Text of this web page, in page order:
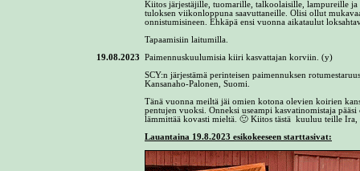
Kiitos järjestäjille, tuomarille, talkoolaisille, lampureille
tuloksen viikonloppuna saavuttaneille. Olisi ollut
onnistumisineen. Ehkäpä ensi vuonna aikataulut
Tapaamisiin laitumilla.
19.08.2023
Paimennuskuulumisia kiiri kasvattajan korviin. (y)
SCY:n järjestämä perinteisen paimennuksen
Kansanaho-Palonen, Suomi.
Tänä vuonna meiltä jäi omien kotona olevien koirien
pentujen vuoksi. Onneksi useampi kasvatinomistaja
lämmittää kovasti mieltä. 🙂 Kiitos tästä kuuluu teille Ira,
Lauantaina 19.8.2023 esikokeeseen starttasivat: